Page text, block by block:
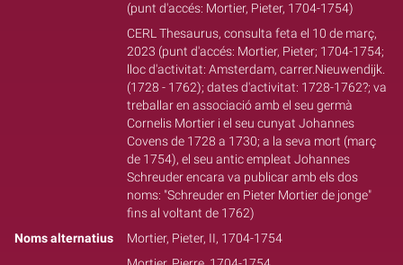
(punt d'accés: Mortier, Pieter, 1704-1754)
CERL Thesaurus, consulta feta el 10 de març,
2023 (punt d'accés: Mortier, Pieter; 1704-1754;
lloc d'activitat: Amsterdam, carrer.Nieuwendijk.
(1728 - 1762); dates d'activitat: 1728-1762?; va
treballar en associació amb el seu germà
Cornelis Mortier i el seu cunyat Johannes
Covens de 1728 a 1730; a la seva mort (març
de 1754), el seu antic empleat Johannes
Schreuder encara va publicar amb els dos
noms: "Schreuder en Pieter Mortier de jonge"
fins al voltant de 1762)
Noms alternatius
Mortier, Pieter, II, 1704-1754